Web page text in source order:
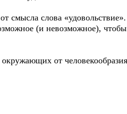
смысла слова
(и невозможное),
от